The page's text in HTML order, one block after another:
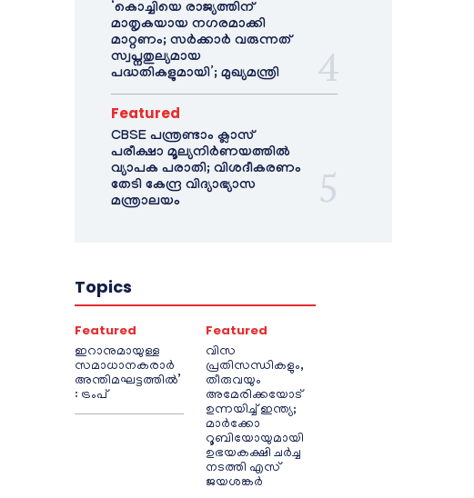
‘കൊച്ചിയെ രാജ്യത്തിന്
മാതൃകയായ നഗരമാക്കി
മാറ്റണം; സർക്കാർ വരുന്നത്
സ്വപ്നതുല്യമായ
പദ്ധതികളുമായി’; മുഖ്യമന്ത്രി
Featured
CBSE പന്ത്രണ്ടാം ക്ലാസ്
പരീക്ഷാ മൂല്യനിർണയത്തിൽ
വ്യാപക പരാതി; വിശദീകരണം
തേടി കേന്ദ്ര വിദ്യാഭ്യാസ
മന്ത്രാലയം
Topics
Featured
ഇറാനുമായുള്ള
സമാധാനകരാർ
അന്തിമഘട്ടത്തിൽ‌’
: ട്രംപ്
Featured
വിസ
പ്രതിസന്ധികളും,
തീരുവയും
അമേരിക്കയോട്
ഉന്നയിച്ച് ഇന്ത്യ;
മാർക്കോ
റൂബിയോയുമായി
ഉഭയകക്ഷി ചർച്ച
നടത്തി എസ്
ജയശങ്കർ